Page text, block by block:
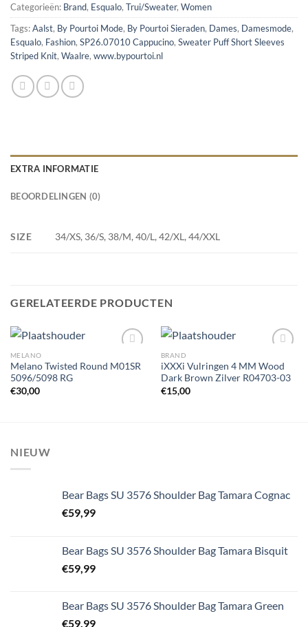
Categorieën: Brand, Esqualo, Trui/Sweater, Women
Tags:Aalst, By Pourtoi Mode, By Pourtoi Sieraden, Dames, Damesmode,
Esqualo, Fashion, SP26.07010 Cappucino, Sweater Puff Short Sleeves
Striped Knit, Waalre, www.bypourtoi.nl
EXTRA INFORMATIE
BEOORDELINGEN (0)
SIZE 34/XS, 36/S, 38/M, 40/L, 42/XL, 44/XXL
GERELATEERDE PRODUCTEN
MELANO
Melano Twisted Round M01SR
5096/5098 RG
€30,00
Toevoegen
BRAND
iXXXi Vulringen 4 MM Wood
Dark Brown Zilver R04703-03
€15,00
NIEUW
Bear Bags SU 3576 Shoulder Bag Tamara Cognac
€59,99
Bear Bags SU 3576 Shoulder Bag Tamara Bisquit
€59,99
Bear Bags SU 3576 Shoulder Bag Tamara Green
€59,99